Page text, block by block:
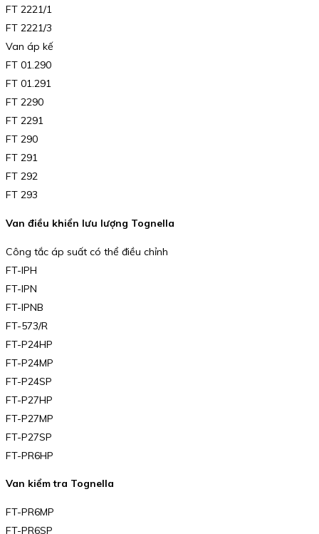
FT 2221/1
FT 2221/3
Van áp kế
FT 01.290
FT 01.291
FT 2290
FT 2291
FT 290
FT 291
FT 292
FT 293
Van điều khiển lưu lượng Tognella
Công tắc áp suất có thể điều chỉnh
FT-IPH
FT-IPN
FT-IPNB
FT-573/R
FT-P24HP
FT-P24MP
FT-P24SP
FT-P27HP
FT-P27MP
FT-P27SP
FT-PR6HP
Van kiểm tra Tognella
FT-PR6MP
FT-PR6SP